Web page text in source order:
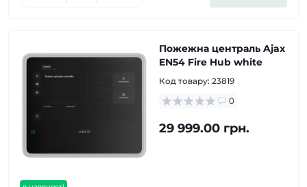
Пожежна централь Ajax
EN54 Fire Hub white
Код товару: 23819
0
29 999.00 грн.